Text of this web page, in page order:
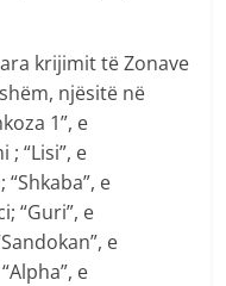
krijimit të Zonave
njësitë në
1”, e
“Lisi”, e
e
“Guri”, e
e
e